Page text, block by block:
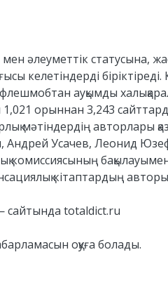
әлеуметтік статусына,
келетіндерді
флешмобтан ауқымды
1,021 орыннан 3,243
мәтіндердің авторлары
Андрей Усачев, Леонид
комиссиясының
кітаптардың
сайтында totaldict.ru
оқуға болады.